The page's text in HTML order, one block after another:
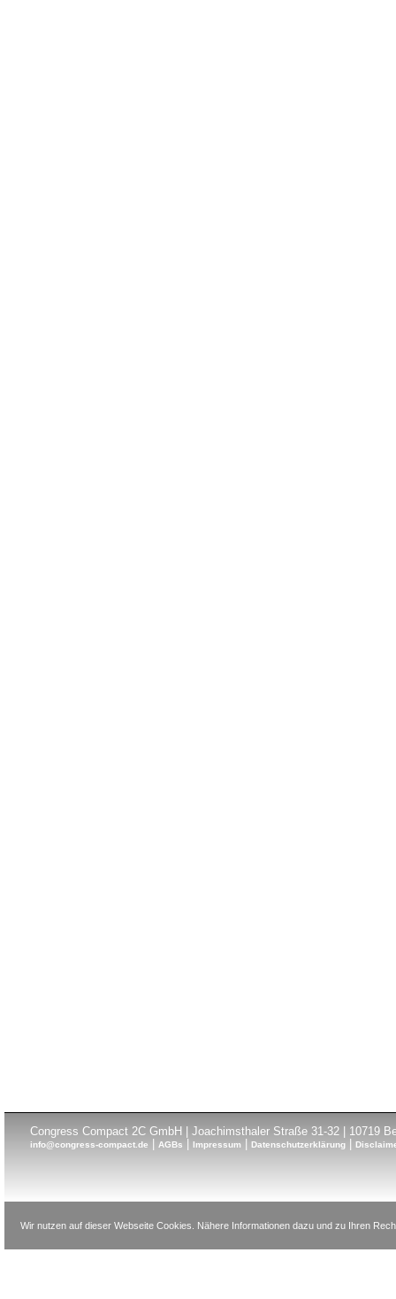
Congress Compact 2C GmbH | Joachimsthaler Straße 31-32 | 10719
info@congress-compact.de |AGBs |Impressum |Datenschutzerklärung |
Wir nutzen auf dieser Webseite Cookies. Nähere Informationen dazu und zu Ihren